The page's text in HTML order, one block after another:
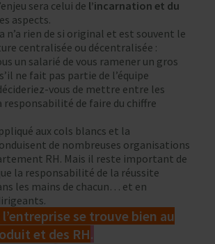
sera celui de l’incarnation et du
aspects.
n’a rien de si original et est souvent le
centralisée ou décentralisée :
un salarié de vous ramener un gros
ne fait pas partie de l’équipe
vous de mettre entre les
responsabilité de faire du chiffre
aux cols blancs et la
de nombreuses organisations
RH. Mais il reste important de
la responsabilité de la réussite
les mains de chacun… et en
l’entreprise se trouve bien au
et des RH.